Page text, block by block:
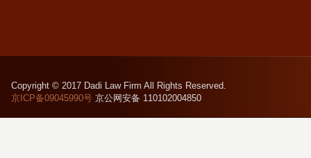
Copyright © 2017 Dadi Law Firm All Rights Reserved.
京ICP备09045990号京公网安备 110102004850